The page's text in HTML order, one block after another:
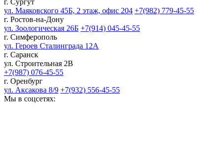
г. Сургут
ул. Маяковского 45Б, 2 этаж, офис 204 +7(982) 779-45-55
г. Ростов-на-Дону
ул. Зоологическая 26Б +7(914) 045-45-55
г. Симферополь
ул. Героев Сталинграда 12А
г. Саранск
ул. Строительная 2В
+7(987) 076-45-55
г. Оренбург
ул. Аксакова 8/9 +7(932) 556-45-55
Мы в соцсетях: